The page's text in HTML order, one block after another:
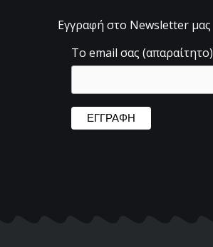
Εγγραφή στο Newsletter μας
Το email σας (απαραίτητο)